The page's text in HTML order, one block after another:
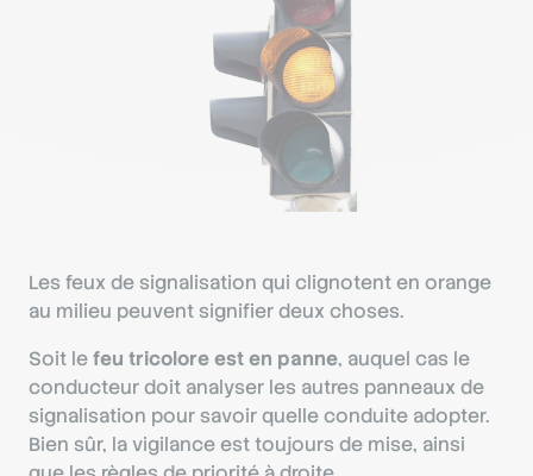
Les feux de signalisation qui clignotent en orange
au milieu peuvent signifier deux choses.
Soit lefeu tricolore est en panne, auquel cas le
conducteur doit analyser les autres panneaux de
signalisation pour savoir quelle conduite adopter.
Bien sûr, la vigilance est toujours de mise, ainsi